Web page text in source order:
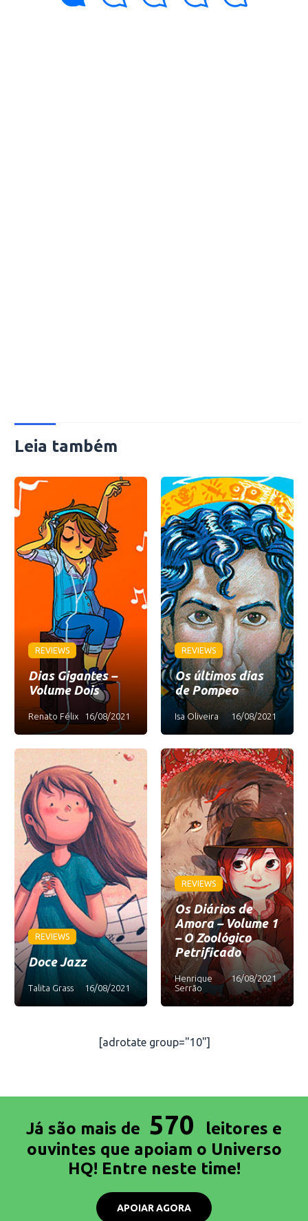
Leia também
REVIEWS
Dias Gigantes –
Volume Dois
Renato Félix 16/08/2021
REVIEWS
Os últimos dias
de Pompeo
Isa Oliveira 16/08/2021
REVIEWS
Doce Jazz
Talita Grass 16/08/2021
REVIEWS
Os Diários de
Amora – Volume 1
– O Zoológico
Petrificado
Henrique
Serrão
16/08/2021
[adrotate group="10"]
Já são mais de 570
leitores e
ouvintes que apoiam o Universo
HQ! Entre neste time!
APOIAR AGORA